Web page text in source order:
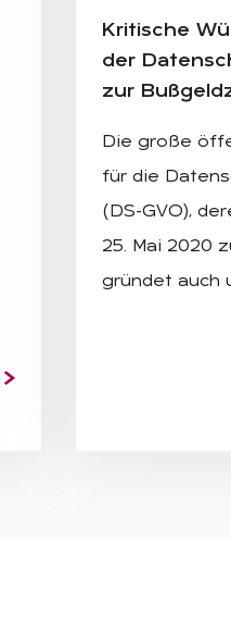
Kri­ti­sche
der
zur
Die große
für die
(DS-GVO),
25. Mai 2020
gründet auch